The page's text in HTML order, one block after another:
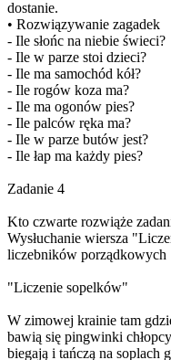
dostanie.
• Rozwiązywanie zagadek
- Ile słońc na niebie świeci?
- Ile w parze stoi dzieci?
- Ile ma samochód kół?
- Ile rogów koza ma?
- Ile ma ogonów pies?
- Ile palców ręka ma?
- Ile w parze butów jest?
- Ile łap ma każdy pies?
Zadanie 4
Kto czwarte rozwiąże
Wysłuchanie wiersza
liczebników porządkowych
"Liczenie sopelków"
W zimowej krainie tam
bawią się pingwinki
biegają i tańczą na soplach